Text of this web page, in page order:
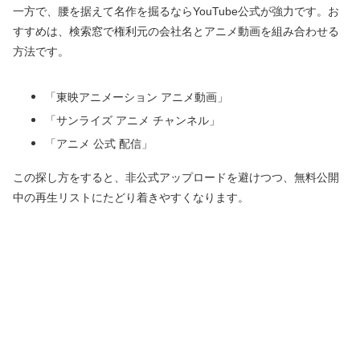
一方で、腰を据えて名作を掘るならYouTube公式が強力です。お
すすめは、検索窓で権利元の会社名とアニメ動画を組み合わせる
方法です。
「東映アニメーション アニメ動画」
「サンライズ アニメ チャンネル」
「アニメ 公式 配信」
この探し方をすると、非公式アップロードを避けつつ、無料公開
中の再生リストにたどり着きやすくなります。